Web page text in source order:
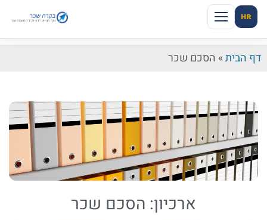
HR
דף הבית» הסכם שכר
ארכיון: הסכם שכר